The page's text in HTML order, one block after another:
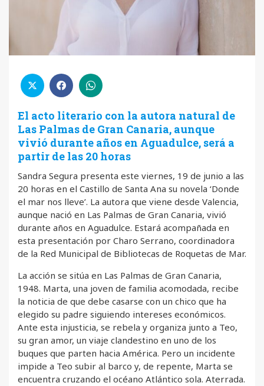
El acto literario con la autora natural de
Las Palmas de Gran Canaria, aunque
vivió durante años en Aguadulce, será a
partir de las 20 horas
Sandra Segura presenta este viernes, 19 de junio a las
20 horas en el Castillo de Santa Ana su novela ‘Donde
el mar nos lleve’. La autora que viene desde Valencia,
aunque nació en Las Palmas de Gran Canaria, vivió
durante años en Aguadulce. Estará acompañada en
esta presentación por Charo Serrano, coordinadora
de la Red Municipal de Bibliotecas de Roquetas de Mar.
La acción se sitúa en Las Palmas de Gran Canaria,
1948. Marta, una joven de familia acomodada, recibe
la noticia de que debe casarse con un chico que ha
elegido su padre siguiendo intereses económicos.
Ante esta injusticia, se rebela y organiza junto a Teo,
su gran amor, un viaje clandestino en uno de los
buques que parten hacia América. Pero un incidente
impide a Teo subir al barco y, de repente, Marta se
encuentra cruzando el océano Atlántico sola. Aterrada.